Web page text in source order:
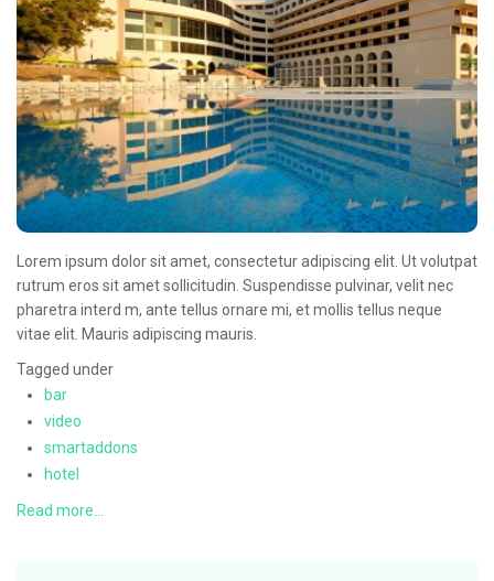
Lorem ipsum dolor sit amet, consectetur adipiscing elit. Ut volutpat
rutrum eros sit amet sollicitudin. Suspendisse pulvinar, velit nec
pharetra interd m, ante tellus ornare mi, et mollis tellus neque
vitae elit. Mauris adipiscing mauris.
Tagged under
bar
video
smartaddons
hotel
Read more...